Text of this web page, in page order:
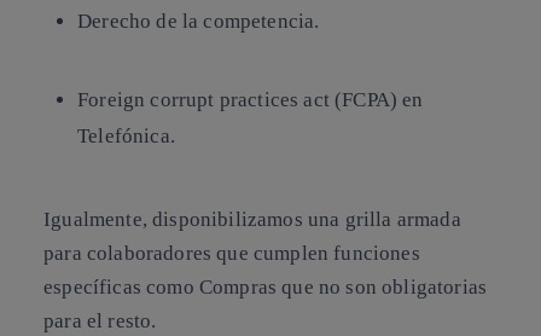
Derecho de la competencia.
Foreign corrupt practices act (FCPA) en
Telefónica.
Igualmente, disponibilizamos una grilla armada
para colaboradores que cumplen funciones
específicas como Compras que no son obligatorias
para el resto.